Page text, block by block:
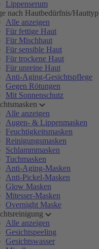
Lippenserum
nach Hautbedürfnis/Hauttyp
Alle anzeigen
Für fettige Haut
Für Mischhaut
Für sensible Haut
Für trockene Haut
Für unreine Haut
Anti-Aging-Gesichtspflege
Gegen Rötungen
Mit Sonnenschutz
Alle anzeigen
Augen- & Lippenmasken
Feuchtigkeitsmasken
Reinigungsmasken
Schlammmasken
Tuchmasken
Anti-Aging-Masken
Anti-Pickel-Masken
Glow Masken
Mitesser-Masken
Overnight Maske
Alle anzeigen
Gesichtspeeling
Gesichtswasser